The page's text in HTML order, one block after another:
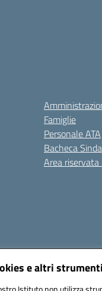
e altri
Famiglie
Personale ATA
Bacheca
Area riservata